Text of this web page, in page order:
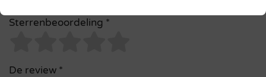
Sterrenbeoordeling *
De review *